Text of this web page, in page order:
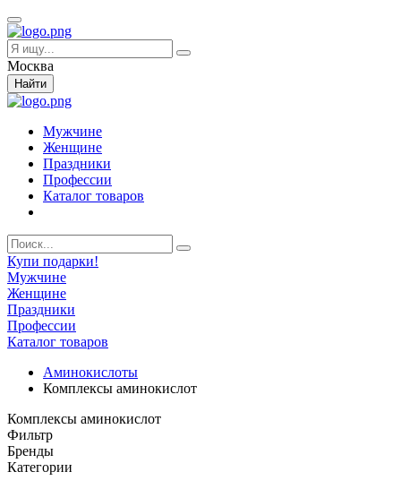
Москва
Найти
Мужчине
Женщине
Праздники
Профессии
Каталог товаров
Купи подарки!
Мужчине
Женщине
Праздники
Профессии
Каталог товаров
Аминокислоты
Комплексы аминокислот
Комплексы аминокислот
Фильтр
Бренды
Категории